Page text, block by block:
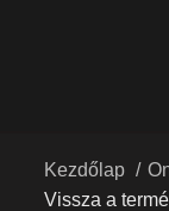
Kezdőlap
Vissza a